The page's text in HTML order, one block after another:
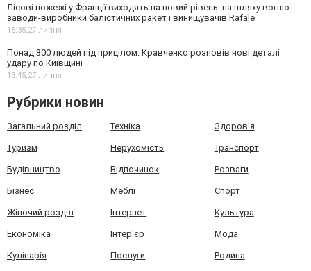
Лісові пожежі у Франції виходять на новий рівень: на шляху вогню
заводи-виробники балістичних ракет і винищувачів Rafale
15:35,27 липня
Понад 300 людей під прицілом: Кравченко розповів нові деталі
удару по Київщині
13:45,27 липня
Рубрики новин
Загальний розділ Техніка Здоров'я
Туризм Нерухомість Транспорт
Будівництво Відпочинок Розваги
Бізнес Меблі Спорт
Жіночий розділ Інтернет Культура
Економіка Інтер'єр Мода
Кулінарія Послуги Родина